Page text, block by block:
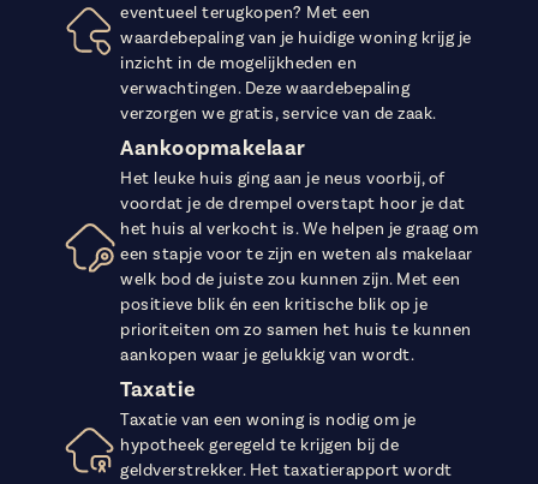
eventueel terugkopen? Met een
waardebepaling van je huidige woning krijg je
inzicht in de mogelijkheden en
verwachtingen. Deze waardebepaling
verzorgen we gratis, service van de zaak.
Aankoopmakelaar
Het leuke huis ging aan je neus voorbij, of
voordat je de drempel overstapt hoor je dat
het huis al verkocht is. We helpen je graag om
een stapje voor te zijn en weten als makelaar
welk bod de juiste zou kunnen zijn. Met een
positieve blik én een kritische blik op je
prioriteiten om zo samen het huis te kunnen
aankopen waar je gelukkig van wordt.
Taxatie
Taxatie van een woning is nodig om je
hypotheek geregeld te krijgen bij de
geldverstrekker. Het taxatierapport wordt